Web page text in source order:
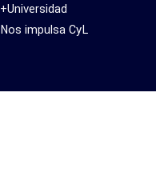
+Universidad
Nos impulsa CyL